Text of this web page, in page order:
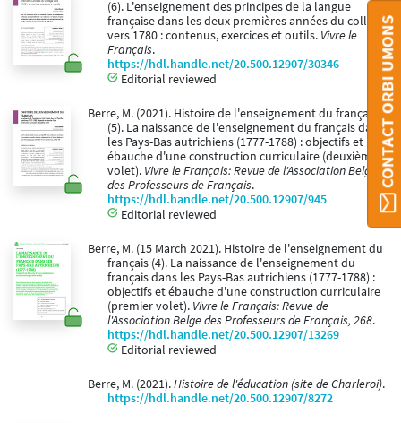
(6). L'enseignement des principes de la langue
française dans les deux premières années du collège
vers 1780 : contenus, exercices et outils. Vivre le
Français.
https://hdl.handle.net/20.500.12907/30346
Editorial reviewed
Berre, M. (2021). Histoire de l'enseignement du français
(5). La naissance de l'enseignement du français dans
les Pays-Bas autrichiens (1777-1788) : objectifs et
ébauche d'une construction curriculaire (deuxième
volet). Vivre le Français: Revue de l'Association Belge
des Professeurs de Français.
https://hdl.handle.net/20.500.12907/945
Editorial reviewed
Berre, M. (15 March 2021). Histoire de l'enseignement du
français (4). La naissance de l'enseignement du
français dans les Pays-Bas autrichiens (1777-1788) :
objectifs et ébauche d'une construction curriculaire
(premier volet). Vivre le Français: Revue de
l'Association Belge des Professeurs de Français, 268.
https://hdl.handle.net/20.500.12907/13269
Editorial reviewed
Berre, M. (2021).Histoire de l'éducation (site de Charleroi).
https://hdl.handle.net/20.500.12907/8272
CONTACT ORBI UMONS